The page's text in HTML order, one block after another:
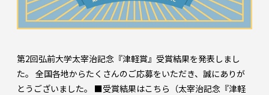
第2回弘前大学太宰治記念『津軽賞』受賞結果を発表しまし
た。 全国各地からたくさんのご応募をいただき、誠にありが
とうございました。 ■受賞結果はこちら（太宰治記念『津軽